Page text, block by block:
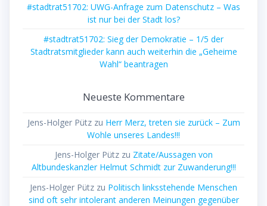
#stadtrat51702: UWG-Anfrage zum Datenschutz – Was
ist nur bei der Stadt los?
#stadtrat51702: Sieg der Demokratie – 1/5 der
Stadtratsmitglieder kann auch weiterhin die „Geheime
Wahl“ beantragen
Neueste Kommentare
Jens-Holger Pützzu Herr Merz, treten sie zurück – Zum
Wohle unseres Landes!!!
Jens-Holger Pützzu Zitate/Aussagen von
Altbundeskanzler Helmut Schmidt zur Zuwanderung!!!
Jens-Holger Pütz zu Politisch linksstehende Menschen
sind oft sehr intolerant anderen Meinungen gegenüber